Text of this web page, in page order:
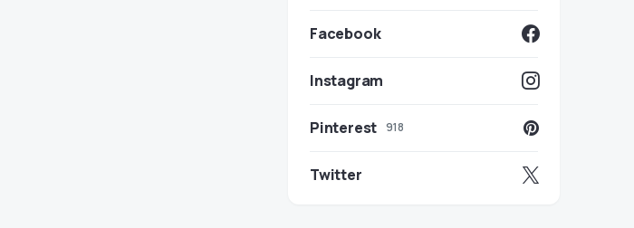
Facebook
Instagram
Pinterest 918
Twitter